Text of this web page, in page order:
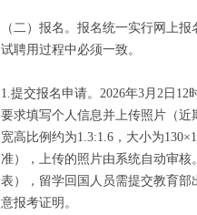
（二）报名。报名统一实行网上
试聘用过程中必须一致。
1.提交报名申请。2026年3月2日12
要求填写个人信息并上传照片（
宽高比例约为1.3:1.6，大小为
准），上传的照片由系统自动审
表），留学回国人员需提交教育
意报考证明。